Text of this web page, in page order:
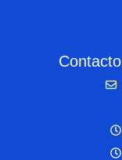
Contacto